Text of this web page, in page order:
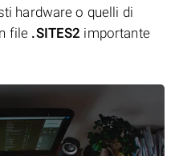
hardware o quelli di
file .SITES2 importante